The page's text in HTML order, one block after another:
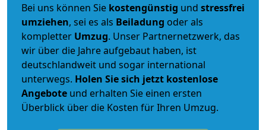
Bei uns können Sie kostengünstig und stressfrei
umziehen, sei es als Beiladung oder als
kompletter Umzug. Unser Partnernetzwerk, das
wir über die Jahre aufgebaut haben, ist
deutschlandweit und sogar international
unterwegs. Holen Sie sich jetzt kostenlose
Angebote und erhalten Sie einen ersten
Überblick über die Kosten für Ihren Umzug.